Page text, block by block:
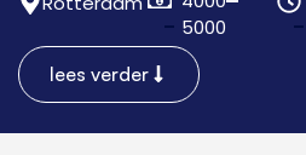
5000
lees verder